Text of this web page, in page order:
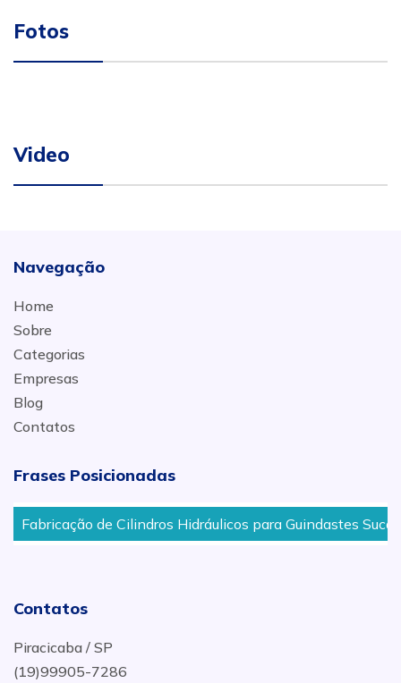
Fotos
Video
Navegação
Home
Sobre
Categorias
Empresas
Blog
Contatos
Frases Posicionadas
Fabricação de Cilindros Hidráulicos para Guindastes
Contatos
Piracicaba / SP
(19)99905-7286